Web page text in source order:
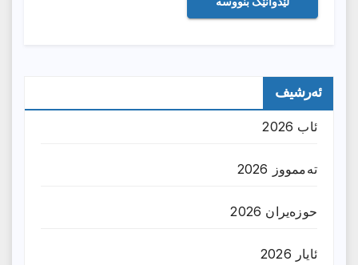
ئەرشیف
ئاب 2026
تەممووز 2026
حوزه‌یران 2026
ئایار 2026